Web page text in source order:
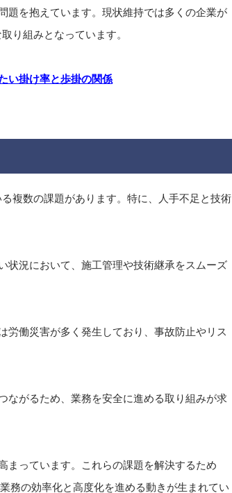
題を抱えています。現状維持では多くの企業が
り組みとなっています。
い掛け率と歩掛の関係
複数の課題があります。特に、人手不足と技術
状況において、施工管理や技術継承をスムーズ
労働災害が多く発生しており、事故防止やリス
ながるため、業務を安全に進める取り組みが求
まっています。これらの課題を解決するため
務の効率化と高度化を進める動きが生まれてい